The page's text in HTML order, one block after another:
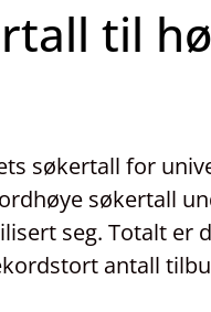
til
søkertall for
søkertall
seg. Totalt er
antall